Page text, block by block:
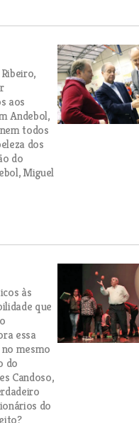
aos
Andebol,
todos
dos
do
Miguel
às
que
essa
mesmo
do
Candoso,
do